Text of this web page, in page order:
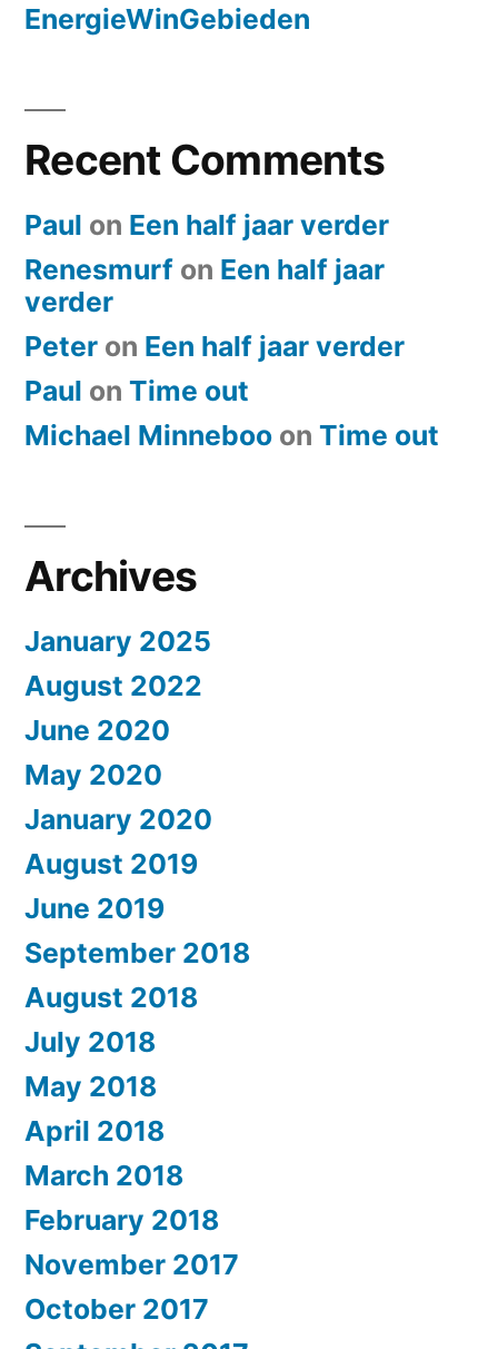
EnergieWinGebieden
Recent Comments
Paul on Een half jaar verder
Renesmurf on Een half jaar
verder
Peter on Een half jaar verder
Paul on ​Time out
Michael Minneboo on ​Time out
Archives
January 2025
August 2022
June 2020
May 2020
January 2020
August 2019
June 2019
September 2018
August 2018
July 2018
May 2018
April 2018
March 2018
February 2018
November 2017
October 2017